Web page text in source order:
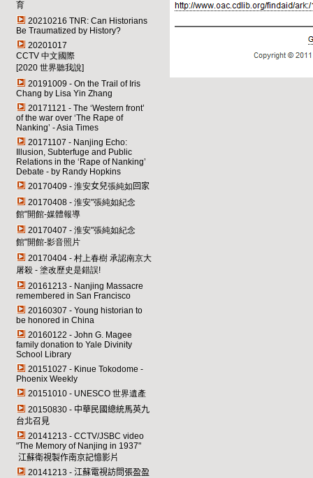
育
20210216 TNR: Can Historians
Be Traumatized by History?
20201017
CCTV 中文國際
[2020 世界聽我說]
20191009 - On the Trail of Iris
Chang by Lisa Yin Zhang
20171121 - The ‘Western front’
of the war over ‘The Rape of
Nanking’ - Asia Times
20171107 - Nanjing Echo:
Illusion, Subterfuge and Public
Relations in the ‘Rape of Nanking’
Debate - by Randy Hopkins
20170409 - 淮安女兒張純如 回家
20170408 - 淮安"張純如紀念
館"開館-媒體報導
20170407 - 淮安"張純如紀念
館"開館-影音照片
20170404 - 村上春樹 承認南京大
屠殺 - 塗改歷史是錯誤!
20161213 - Nanjing Massacre
remembered in San Francisco
20160307 - Young historian to
be honored in China
20160122 - John G. Magee
family donation to Yale Divinity
School Library
20151027 - Kinue Tokodome -
Phoenix Weekly
20151010 - UNESCO 世界遺產
20150830 - 中華民國總統馬英九
台北召見
20141213 - CCTV/JSBC video
"The Memory of Nanjing in 1937"
江蘇衛視製作南京記憶影片
20141213 - 江蘇電視訪問張盈盈